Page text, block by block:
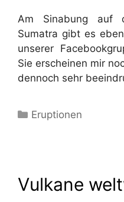
Am Sinabung auf
Sumatra gibt es
unserer
Sie erscheinen mir
dennoch sehr
Kategorien
Eruptionen
Vulkane